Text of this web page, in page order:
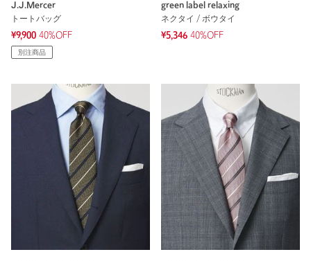
J.J.Mercer
トートバッグ
¥9,900 40%OFF
別注商品
green label relaxing
ネクタイ / ボウタイ
¥5,346 40%OFF